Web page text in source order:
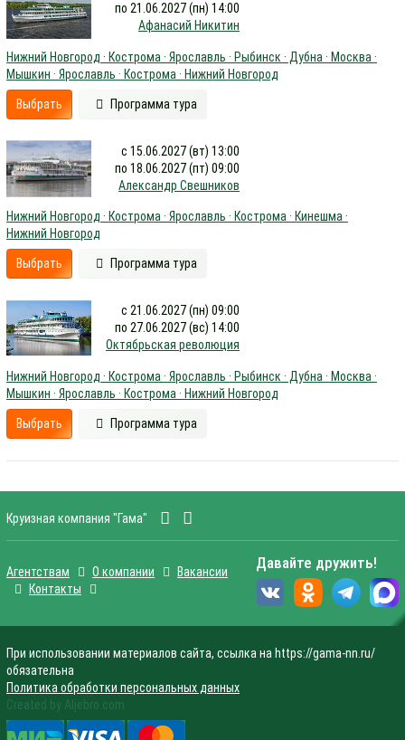
по 21.06.2027 (пн) 14:00
Афанасий Никитин
Нижний Новгород · Кострома · Ярославль · Рыбинск · Дубна · Москва ·
Мышкин · Ярославль · Кострома · Нижний Новгород
Выбрать Программа тура
с 15.06.2027 (вт) 13:00
по 18.06.2027 (пт) 09:00
Александр Свешников
Нижний Новгород · Кострома · Ярославль · Кострома · Кинешма ·
Нижний Новгород
Выбрать Программа тура
с 21.06.2027 (пн) 09:00
по 27.06.2027 (вс) 14:00
Октябрьская революция
Нижний Новгород · Кострома · Ярославль · Рыбинск · Дубна · Москва ·
Мышкин · Ярославль · Кострома · Нижний Новгород
Выбрать Программа тура
Круизная компания "Гама"
Агентствам О компании
Вакансии
Контакты
Давайте дружить!
При использовании материалов сайта, ссылка на https://gama-nn.ru/
обязательна
Политика обработки персональных данных
Created by Aljebro.com